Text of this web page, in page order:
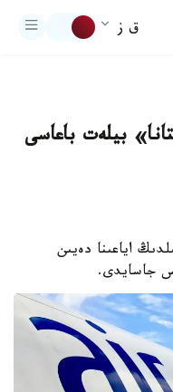
ق ز
بيلەت باعاسى
قازاقپارات - 2020 -جىلدىڭ اياعىنا دەيىن